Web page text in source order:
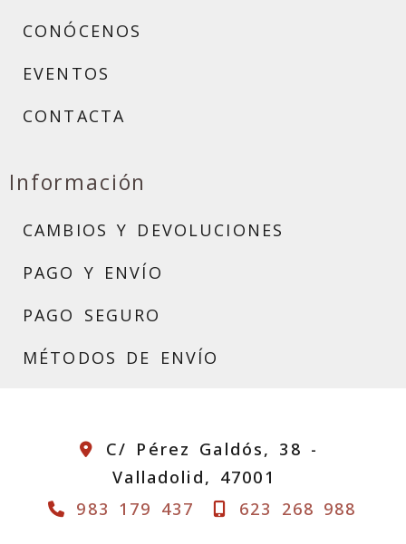
CONÓCENOS
EVENTOS
CONTACTA
Información
CAMBIOS Y DEVOLUCIONES
PAGO Y ENVÍO
PAGO SEGURO
MÉTODOS DE ENVÍO
C/ Pérez Galdós, 38 -
Valladolid, 47001
983 179 437
623 268 988